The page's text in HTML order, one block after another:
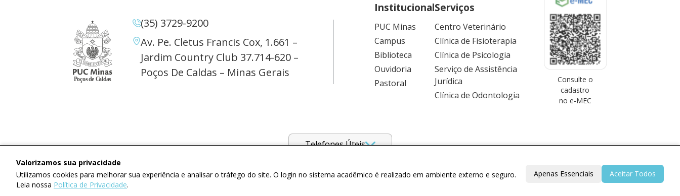
Valorizamos sua privacidade
Utilizamos cookies para melhorar sua experiência e analisar o tráfego do site. O login no sistema acadêmico é realizado em ambiente externo e seguro.
Leia nossa Política de Privacidade.
Apenas Essenciais Aceitar Todos
(35) 3729-9200
Av. Pe. Cletus Francis Cox, 1.661 –
Jardim Country Club 37.714-620 –
Poços De Caldas – Minas Gerais
Institucional
PUC Minas
Campus
Biblioteca
Ouvidoria
Pastoral
Serviços
Centro Veterinário
Clínica de Fisioterapia
Clínica de Psicologia
Serviço de Assistência
Jurídica
Clínica de Odontologia
Consulte o
cadastro
no e-MEC
Telefones Úteis